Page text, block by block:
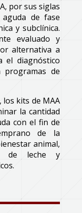
por sus siglas
de fase
y subclínica.
evaluado y
alternativa a
el diagnóstico
de
los kits de MAA
la cantidad
con el fin de
de la
animal,
de leche y